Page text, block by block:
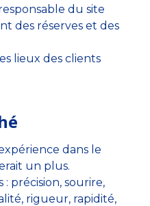
du site
des réserves et des
lieux des clients
dans le
un plus.
précision, sourire,
rigueur, rapidité,